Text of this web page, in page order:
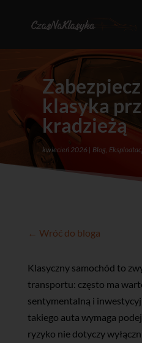
klasyka
kradzieżą
kwiecień 2026 Blog,
← Wróć do bloga
Klasyczny samochód to
transportu: często ma
sentymentalną i
takiego auta wymaga
ryzyko nie dotyczy